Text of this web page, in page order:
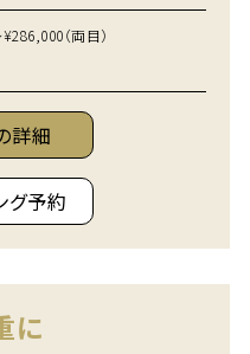
（両目）
詳細
グ予約
に